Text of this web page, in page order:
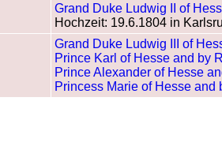
Grand Duke Ludwig II of
Hochzeit: 19.6.1804 in
Grand Duke Ludwig III of
Prince Karl of Hesse and by
Prince Alexander of Hesse
Princess Marie of Hesse